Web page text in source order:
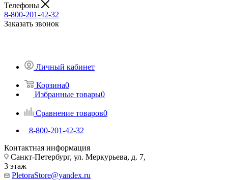
Телефоны
8-800-201-42-32
Заказать звонок
Личный кабинет
Корзина0
Избранные товары0
Сравнение товаров0
8-800-201-42-32
Контактная информация
Санкт-Петербург, ул. Меркурьева, д. 7,
3 этаж
PletoraStore@yandex.ru